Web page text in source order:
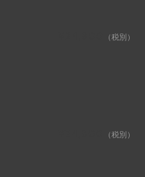
（税別）
（税別）